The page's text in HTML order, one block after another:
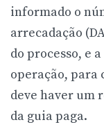
informado o
arrecadação
do processo, e
operação, para
deve haver um
da guia paga.